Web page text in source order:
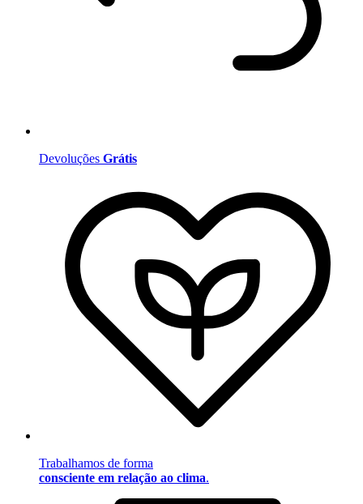
Devoluções Grátis
Trabalhamos de forma
consciente em relação ao clima.